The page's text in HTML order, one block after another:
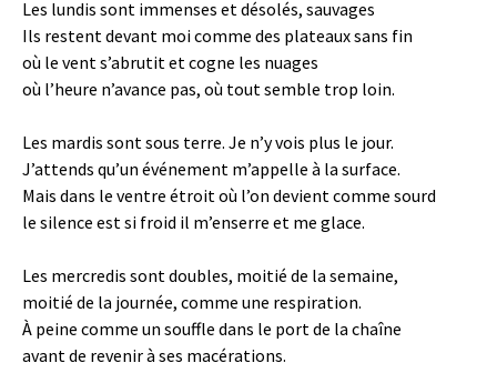
Les lundis sont immenses et désolés, sauvages
Ils restent devant moi comme des plateaux sans fin
où le vent s’abrutit et cogne les nuages
où l’heure n’avance pas, où tout semble trop loin.
Les mardis sont sous terre. Je n’y vois plus le jour.
J’attends qu’un événement m’appelle à la surface.
Mais dans le ventre étroit où l’on devient comme sourd
le silence est si froid il m’enserre et me glace.
Les mercredis sont doubles, moitié de la semaine,
moitié de la journée, comme une respiration.
À peine comme un souffle dans le port de la chaîne
avant de revenir à ses macérations.